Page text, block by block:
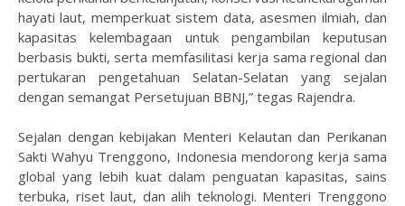
hayati laut, memperkuat sistem data, asesmen ilmiah, dan
kapasitas kelembagaan untuk pengambilan keputusan
berbasis bukti, serta memfasilitasi kerja sama regional dan
pertukaran pengetahuan Selatan-Selatan yang sejalan
dengan semangat Persetujuan BBNJ,” tegas Rajendra.
Sejalan dengan kebijakan Menteri Kelautan dan Perikanan
Sakti Wahyu Trenggono, Indonesia mendorong kerja sama
global yang lebih kuat dalam penguatan kapasitas, sains
terbuka, riset laut, dan alih teknologi. Menteri Trenggono